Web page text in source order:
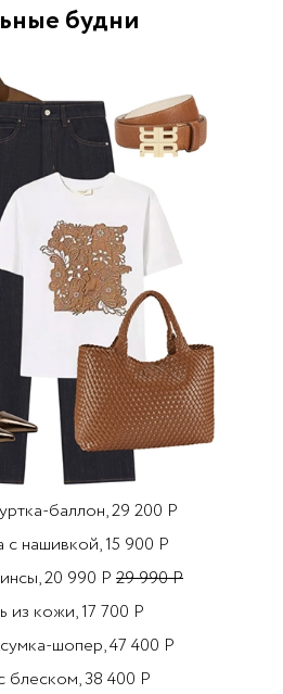
будни
баллон, 29 200 Р
с нашивкой, 15 900 Р
20 990 Р 29 990 Р
из кожи, 17 700 Р
шопер, 47 400 Р
блеском, 38 400 Р